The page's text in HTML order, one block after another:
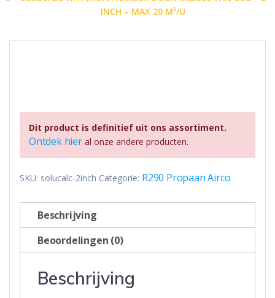
INCH – MAX 20 M³/U
Dit product is definitief uit ons assortiment.
Ontdek hieral onze andere producten.
SKU: solucalc-2inch Categorie: R290 Propaan Airco
Beschrijving
Beoordelingen (0)
Beschrijving